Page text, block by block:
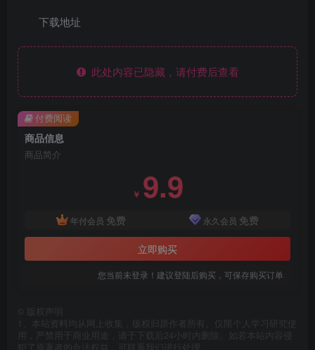
下载地址
此处内容已隐藏，请付费后查看
商品信息
商品简介
￥ 9.9
年付会员 免费 永久会员 免费
立即购买
您当前未登录！建议登陆后购买，可保存购买订单
付费阅读
版权声明
1、本站资料均从网上收集，版权归原作者所有。仅限个人学习研究使
用，严禁用于商业用途，请于下载后24小时内删除。如若本站内容侵
犯了原著者的合法权益，可联系我们进行处理。